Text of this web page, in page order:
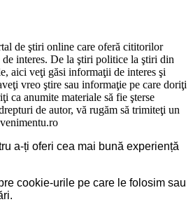
de ştiri online care oferă cititorilor
interes. De la ştiri politice la ştiri din
aici veţi găsi informaţii de interes şi
vreo ştire sau informaţie pe care doriţi
ca anumite materiale să fie şterse
de autor, vă rugăm să trimiteţi un
a-ți oferi cea mai bună experiență
cookie-urile pe care le folosim sau
.